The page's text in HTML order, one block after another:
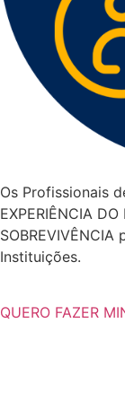
Os Profissionais
EXPERIÊNCIA
Instituições.
QUERO FAZER